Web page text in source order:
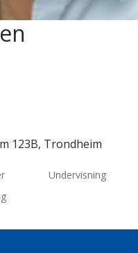
123B, Trondheim
Undervisning